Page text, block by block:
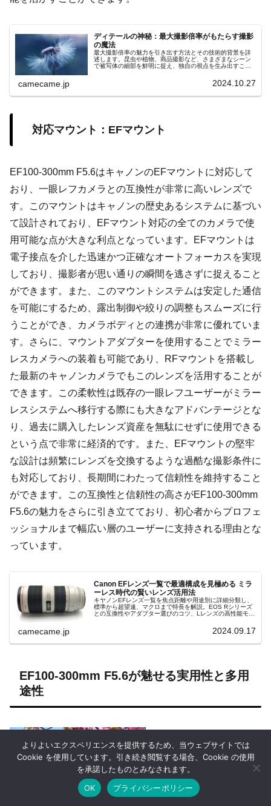
ディテールの神秘：最大撮影倍率がもたらす撮影
の魔法
最大撮影倍率の魅力を引き出す方法とその技術的背景を詳
述します。昆虫や植物、商品撮影など、さまざまなシーン
で被写体の細部を鮮明に捉え、独自の視点を生み出すこの
ートフォーカスなどの他の技術との連携で、安定した高品
質な画像が得られ、観察者に新たな視覚体験を提供しま
camecame.jp 2024.10.27
対応マウント：EFマウント
EF100-300mm F5.6はキャノンのEFマウントに対応して
おり、一眼レフカメラとの互換性が非常に高いレンズで
す。このマウントはキャノンの歴史あるシステムに基づい
て設計されており、EFマウント対応の全てのカメラで使
用可能な点が大きな利点となっています。EFマウントは
電子接点を介した迅速かつ正確なオートフォーカスを実現
しており、撮影者が思い通りの瞬間を逃さずに捉えること
ができます。また、このマウントシステムは安定した通信
を可能にするため、露出制御や絞りの調整もスムーズに行
うことができ、カメラボディとの連携が非常に優れていま
す。さらに、マウントアダプターを使用することでミラー
レスカメラへの装着も可能であり、RFマウントを搭載し
た最新のキャノンカメラでもこのレンズを活用することが
できます。この柔軟性は既存の一眼レフユーザーがミラー
レスシステムへ移行する際にも大きなアドバンテージとな
り、過去に購入したレンズ資産を無駄にせずに使用できる
という点で非常に経済的です。また、EFマウントの堅牢
な設計は頻繁にレンズを交換するような過酷な撮影条件に
も対応しており、長期間にわたって信頼性を維持すること
ができます。この互換性と信頼性の高さがEF100-300mm
F5.6の魅力をさらに引き立てており、初心者からプロフェ
ッショナルまで幅広い層のユーザーに支持される理由とな
っています。
Canon EFレンズ一覧で最適構成を見極める ミラ
ーレス時代の賢いレンズ活用法
キヤノンEFレンズ一覧を焦点距離や用途別に詳細分類し、
標準から超望遠、マクロまで特長を解説。EOS Rシリーズ
との互換性やアダプター選びのコツ、Lレンズの高性能モデ
camecame.jp 2024.09.17
EF100-300mm F5.6が魅せる実用性と多用
途性
シェア 目次へ トップ
よりよいエクスペリエンスを提供するため、当ウェブサイトでは
Cookie を使用しています。引き続き閲覧する場合、Cookie の使用
を承諾したものとみなされます。
OK
プライバシーポリシー